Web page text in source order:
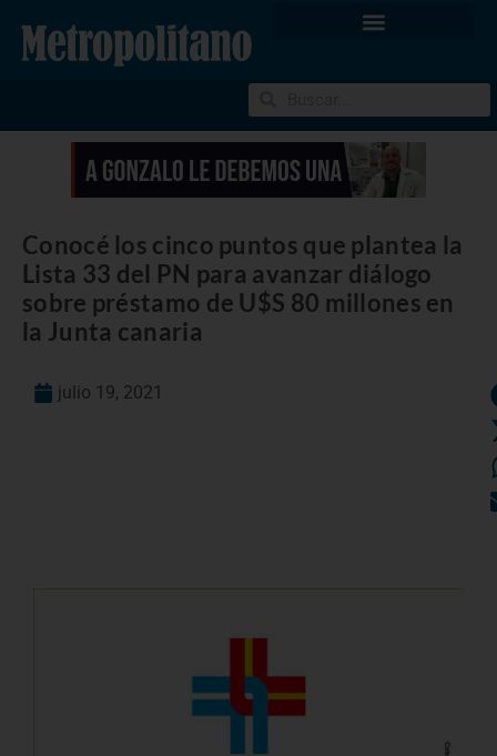
Conocé los cinco puntos que plantea la
Lista 33 del PN para avanzar diálogo
sobre préstamo de U$S 80 millones en
la Junta canaria
julio 19, 2021